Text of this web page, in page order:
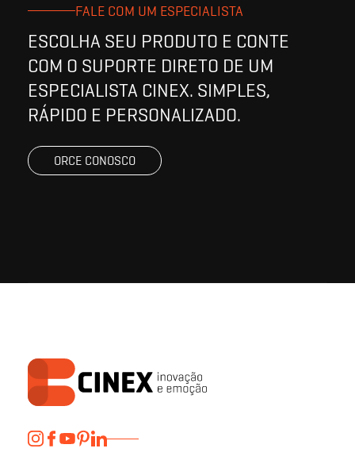
FALE COM UM ESPECIALISTA
ESCOLHA SEU PRODUTO E CONTE
COM O SUPORTE DIRETO DE UM
ESPECIALISTA CINEX. SIMPLES,
RÁPIDO E PERSONALIZADO.
ORCE CONOSCO